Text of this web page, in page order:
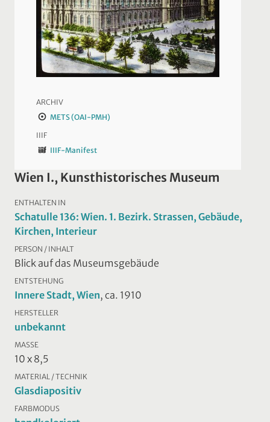
ARCHIV
METS (OAI-PMH)
IIIF
IIIF-Manifest
Wien I., Kunsthistorisches Museum
ENTHALTEN IN
Schatulle 136: Wien. 1. Bezirk. Strassen, Gebäude,
Kirchen, Interieur
PERSON / INHALT
Blick auf das Museumsgebäude
ENTSTEHUNG
Innere Stadt, Wien, ca. 1910
HERSTELLER
unbekannt
MASSE
10 x 8,5
MATERIAL / TECHNIK
Glasdiapositiv
FARBMODUS